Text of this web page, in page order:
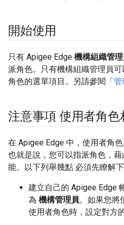
開始使用
只有 Apigee Edge 機構組織管
派角色。只有機構組織管理員
角色的選單項目。另請參閱「管
注意事項 使用者角色
在 Apigee Edge 中，使用者角
也就是說，您可以指派角色，
能。以下列舉幾點 必須先瞭解
建立自己的 Apigee Edge
為 機構管理員。如果您將
使用者角色時，設定對方